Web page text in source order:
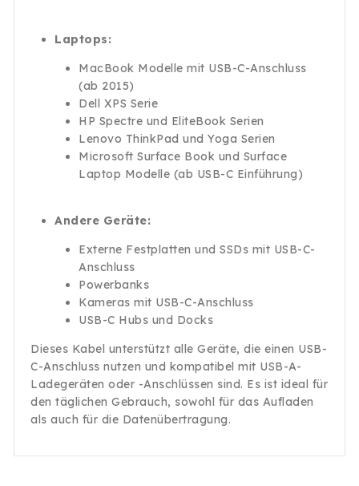
Laptops:
MacBook Modelle mit USB-C-Anschluss
(ab 2015)
Dell XPS Serie
HP Spectre und EliteBook Serien
Lenovo ThinkPad und Yoga Serien
Microsoft Surface Book und Surface
Laptop Modelle (ab USB-C Einführung)
Andere Geräte:
Externe Festplatten und SSDs mit USB-C-
Anschluss
Powerbanks
Kameras mit USB-C-Anschluss
USB-C Hubs und Docks
Dieses Kabel unterstützt alle Geräte, die einen USB-
C-Anschluss nutzen und kompatibel mit USB-A-
Ladegeräten oder -Anschlüssen sind. Es ist ideal für
den täglichen Gebrauch, sowohl für das Aufladen
als auch für die Datenübertragung.